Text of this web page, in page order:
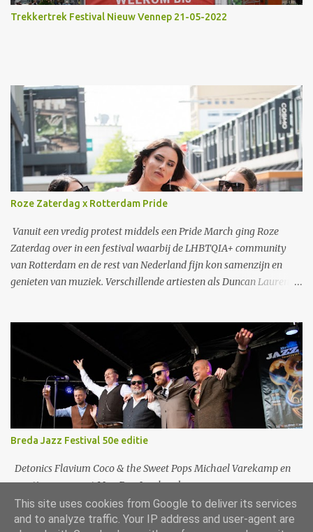
Trekkertrek Festival Nieuw Vennep 21-05-2022
Roze Zaterdag x Rotterdam Pride
Vanuit een vredig protest middels een Pride March ging Roze
Zaterdag over in een festival waarbij de LHBTQIA+ community
van Rotterdam en de rest van Nederland fijn kon samenzijn en
genieten van muziek. Verschillende artiesten als Duncan Laurence
het podium optrad. In 1977 vond de eerste demonstratie in
Nederland plaats in combinatie met de Gay Pride. Met dit festival
werd gevierd waar we gekomen zijn, maar tegelijkertijd werd het
ook een dag om te blijven strijden voor acceptatie, gelijke rechten,
zodat iedereen zichzelf kan zijn. Zonder vooroordeel, zonder een
masker op te hoeven zetten. "Rotterdam wil een inclusieve stad
zijn waar iedereen zich welkom en thuis voelt, ongeacht seksuele
religie, lichaamskleur of lichaamsvorm, en waar acceptatie en
diversiteit de boventoon voert." - h...
Breda Jazz Festival 50e editie
Detonics Flavium Coco & the Sweet Pops Michael Varekamp en
zoontje samen met May Day Jazzband
This site uses cookies from Google to deliver its services
and to analyze traffic. Your IP address and user-agent are